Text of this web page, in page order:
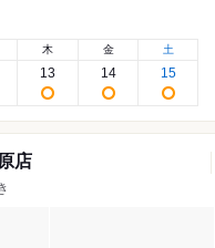
木
13
金
14
土
15
店